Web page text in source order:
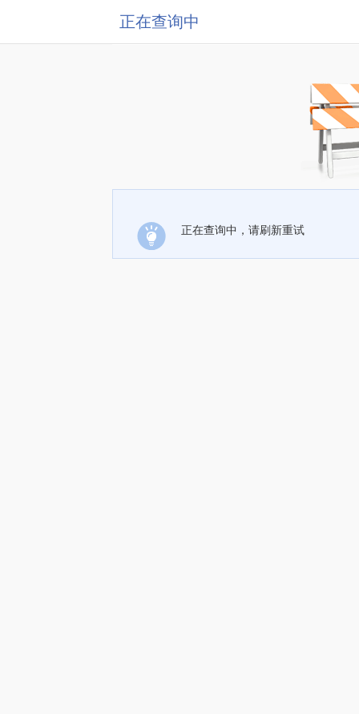
正在查询中
正在查询中，请刷新重试